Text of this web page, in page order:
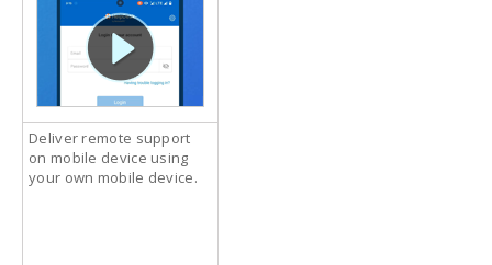
Deliver remote support
on mobile device using
your own mobile device.